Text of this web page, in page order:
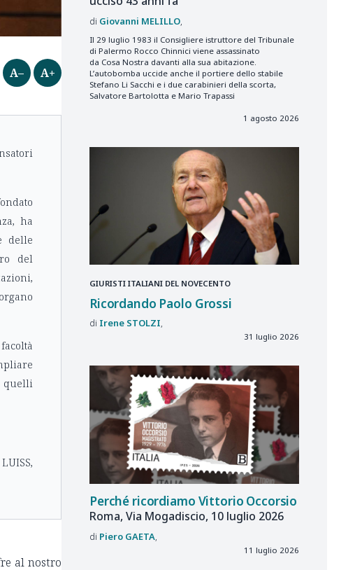
A– A+
ha
delle
del
quelli
al nostro
Giovanni MELILLO
Il 29 luglio 1983 il Consigliere istruttore del Tribunale
di Palermo Rocco Chinnici viene assassinato
da Cosa Nostra davanti alla sua abitazione.
L’autobomba uccide anche il portiere dello stabile
Stefano Li Sacchi e i due carabinieri della scorta,
Salvatore Bartolotta e Mario Trapassi
1 agosto 2026
GIURISTI ITALIANI DEL NOVECENTO
Ricordando Paolo Grossi
Irene STOLZI
31 luglio 2026
Perché ricordiamo Vittorio Occorsio
Roma, Via Mogadiscio, 10 luglio 2026
Piero GAETA
11 luglio 2026